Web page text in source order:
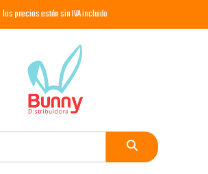
los precios están sin IVA incluido